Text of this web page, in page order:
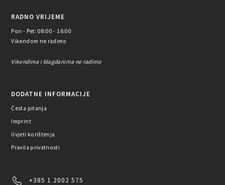
RADNO VRIJEME
Pon - Pet: 08:00 - 16:00
Vikendom ne radimo
Vikendima i blagdanima ne radimo
DODATNE INFORMACIJE
Česta pitanja
Imprint
Uvjeti korištenja
Pravila privatnosti
+385 1 2002 575